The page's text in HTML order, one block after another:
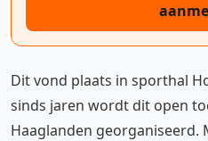
Dit vond plaats in sporthal
sinds jaren wordt dit open
Haaglanden